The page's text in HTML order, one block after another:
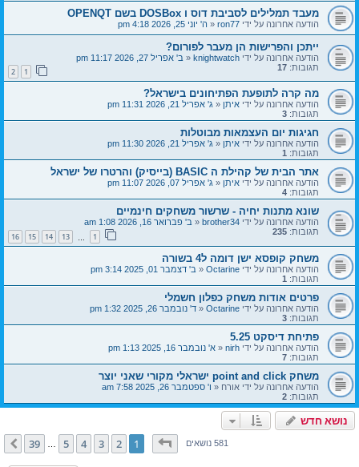
מעבד תמלילים לסביבת דוס ו DOSBox בשם OPENQT
הודעה אחרונה על ידי ron77
«ה' יוני 25, 2026 4:18 pm
ייתכן והפרישות הן מעבר לפורום?
הודעה אחרונה על ידי knightwatch
«ב' אפריל 27, 2026 11:17 pm
תגובות: 17
2
מה קרה לתופעת הפתיחונים בישראל?
הודעה אחרונה על ידי איתן«ג' אפריל 21, 2026 11:31 pm
תגובות: 3
חגיגות יום העצמאות מבוטלות
הודעה אחרונה על ידי איתן«ג' אפריל 21, 2026 11:30 pm
תגובות: 1
אתר הבית של קהילת ה BASIC (בייסיק) והרטרו של ישראל
הודעה אחרונה על ידי איתן«ג' אפריל 07, 2026 11:07 pm
תגובות: 4
שונא מתנות יחיה - שרשור משחקים חינמיים
הודעה אחרונה על ידי brother34
«ב' פברואר 16, 2026 1:08 am
תגובות: 235
13
14
15
16
משחק קופסא ישן דומה ל4 בשורה
הודעה אחרונה על ידי Octarine
«ב' דצמבר 01, 2025 3:14 pm
תגובות: 1
פרטים אודות משחק כפלון חשמלי
הודעה אחרונה על ידי Octarine
«ד' נובמבר 26, 2025 1:32 pm
תגובות: 3
פתיחת דיסקט 5.25
הודעה אחרונה על ידי nirh
«א' נובמבר 16, 2025 1:13 pm
תגובות: 7
משחק point and click ישראלי מקורי שאני יוצר
הודעה אחרונה על ידי אורח«ו' ספטמבר 26, 2025 7:58 am
תגובות: 2
נושא חדש
581 נושאיםדף1מתוך39
1
2
3
4
5
39 הבא